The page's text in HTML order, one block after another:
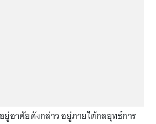
อาศัยดังกล่าว อยู่ภายใต้กลยุทธ์การ